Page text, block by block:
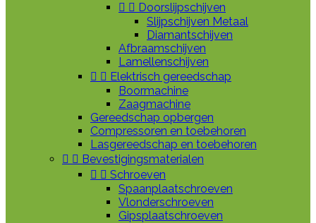
  Doorslijpschijven
Slijpschijven Metaal
Diamantschijven
Afbraamschijven
Lamellenschijven
  Elektrisch gereedschap
Boormachine
Zaagmachine
Gereedschap opbergen
Compressoren en toebehoren
Lasgereedschap en toebehoren
  Bevestigingsmaterialen
  Schroeven
Spaanplaatschroeven
Vlonderschroeven
Gipsplaatschroeven